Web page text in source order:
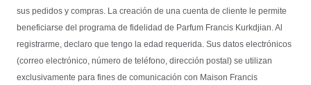
sus pedidos y compras. La creación de una cuenta de cliente le permite
beneficiarse del programa de fidelidad de Parfum Francis Kurkdjian. Al
registrarme, declaro que tengo la edad requerida. Sus datos electrónicos
(correo electrónico, número de teléfono, dirección postal) se utilizan
exclusivamente para fines de comunicación con Maison Francis